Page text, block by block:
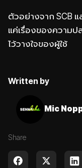
ตัวอย่างจาก SCB แ
แค่เรื่องของความ
ไว้วางใจของผู้ใช้
Written by
Mic
Share